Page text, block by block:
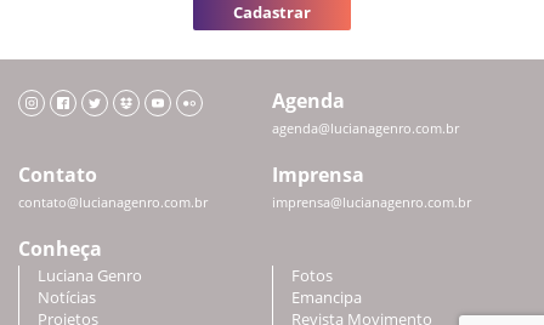
Cadastrar
Agenda
agenda@lucianagenro.com.br
Contato
contato@lucianagenro.com.br
Imprensa
imprensa@lucianagenro.com.br
Conheça
Luciana Genro
Notícias
Projetos
Fotos
Emancipa
Revista Movimento